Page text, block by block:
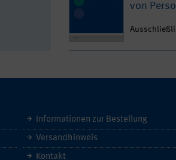
von
Informationen zur Bestellung
Versandhinweis
Kontakt